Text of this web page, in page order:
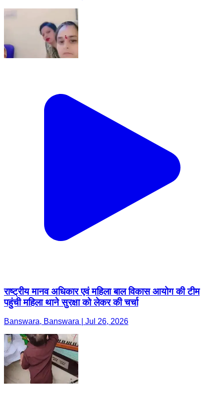
राष्ट्रीय मानव अधिकार एवं महिला बाल विकास आयोग की टीम
पहुंची महिला थाने सुरक्षा को लेकर की चर्चा
Banswara, Banswara | Jul 26, 2026